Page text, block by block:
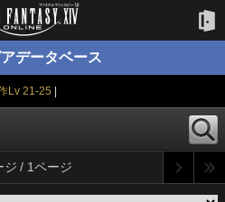
データベース
Lv 21-25
ジ / 1ページ